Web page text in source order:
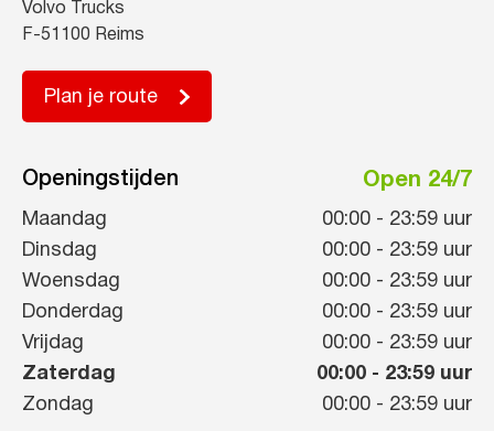
Volvo Trucks
F-51100 Reims
Plan je route
Openingstijden Open 24/7
Maandag 00:00 - 23:59 uur
Dinsdag
00:00 - 23:59 uur
Woensdag
00:00 - 23:59 uur
Donderdag
00:00 - 23:59 uur
Vrijdag
00:00 - 23:59 uur
Zaterdag
00:00 - 23:59 uur
Zondag
00:00 - 23:59 uur